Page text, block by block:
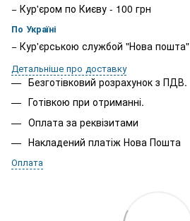
− Кур'єром по Києву - 100 грн
По Україні
− Кур'єрською службой "Нова пошта"
Детальніше про доставку
Безготівковий розрахунок з ПДВ.
Готівкою при отриманні.
Оплата за реквізитами
Накладений платіж Нова Пошта
Оплата